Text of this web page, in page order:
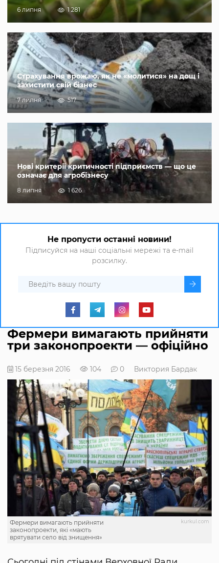
6 липня 1 281
Страхування врожаю, як не «молитися» на дощ і
захистити свій бізнес
7 липня 517
Нові критерії критичності підприємств — що це
означає для агробізнесу
8 липня 1 626
Не пропусти останні новини!
Підписуйся на наші соціальні мережі та e-mail
розсилку.
Фермери вимагають прийняти
три законопроекти — офіційно
15 березня 2016 104 0 Виктория Бардак
kurkul.com
Фермери вимагають прийняти
законопроекти, які «мають
врятувати село від знищення»